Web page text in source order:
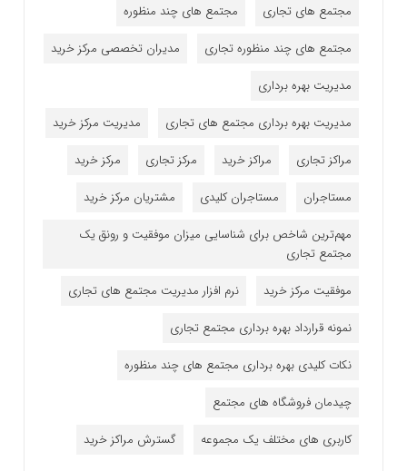
مجتمع های تجاری
مجتمع های چند منظوره
مجتمع های چند منظوره تجاری
مدیران تخصصی مرکز خرید
مدیریت بهره برداری
مدیریت بهره برداری مجتمع های تجاری
مدیریت مرکز خرید
مراکز تجاری
مراکز خرید مرکز تجاری
مرکز خرید
مستاجران
مستاجران کلیدی
مشتریان مرکز خرید
مهم‌ترین شاخص برای شناسایی میزان موفقیت و رونق یک
مجتمع تجاری
موفقیت مرکز خرید
نرم افزار مدیریت مجتمع های تجاری
نمونه قرارداد بهره برداری مجتمع تجاری
نکات کلیدی بهره برداری مجتمع های چند منظوره
چیدمان فروشگاه های مجتمع
کاربری های مختلف یک مجموعه
گسترش مراکز خرید